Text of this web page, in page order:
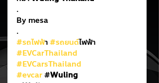
.
By mesa
.
#รถไฟฟ้า #รถยนต์ไฟฟ้า
#EVCarThailand
#EVCarsThailand
#evcar #Wuling